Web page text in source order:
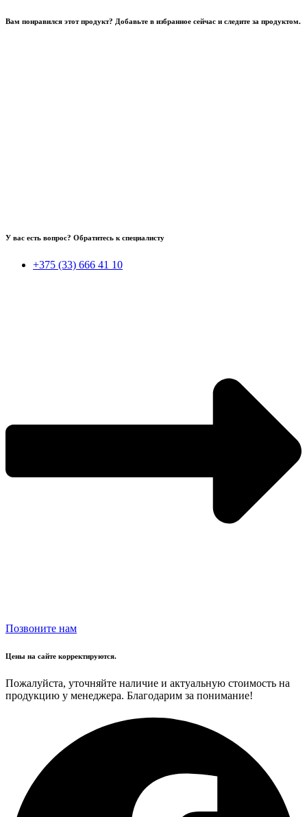
Вам понравился этот продукт? Добавьте в избранное сейчас и следите за продуктом.
У вас есть вопрос? Обратитесь к специалисту
+375 (33) 666 41 10
Позвоните нам
Цены на сайте корректируются.
Пожалуйста, уточняйте наличие и актуальную стоимость на
продукцию у менеджера. Благодарим за понимание!